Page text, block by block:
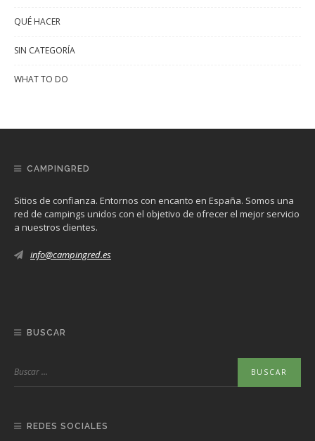
QUÉ HACER
SIN CATEGORÍA
WHAT TO DO
CAMPINGRED
Sitios de confianza. Entornos con encanto en España. Somos una
red de campings unidos con el objetivo de ofrecer el mejor servicio
a nuestros clientes.
info@campingred.es
BUSCAR
REDES SOCIALES